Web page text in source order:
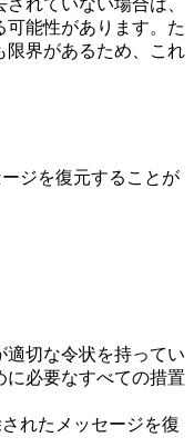
れていない場合は、
能性があります。た
限界があるため、これ
ジを復元することが
切な令状を持ってい
に必要なすべての措置
れたメッセージを復